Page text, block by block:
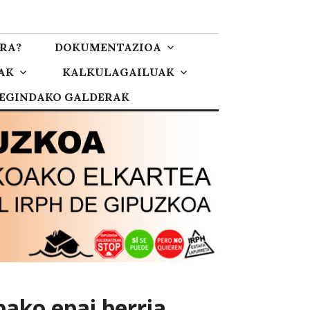
DOKUMENTAZIOA
KALKULAGAILUAK
GALDERAK